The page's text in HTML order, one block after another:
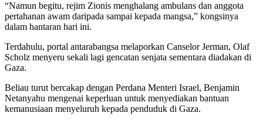
“Namun begitu, rejim Zionis menghalang ambulans dan anggota
pertahanan awam daripada sampai kepada mangsa,” kongsinya
dalam hantaran hari ini.
Terdahulu, portal antarabangsa melaporkan Canselor Jerman, Olaf
Scholz menyeru sekali lagi gencatan senjata sementara diadakan di
Gaza.
Beliau turut bercakap dengan Perdana Menteri Israel, Benjamin
Netanyahu mengenai keperluan untuk menyediakan bantuan
kemanusiaan menyeluruh kepada penduduk di Gaza.